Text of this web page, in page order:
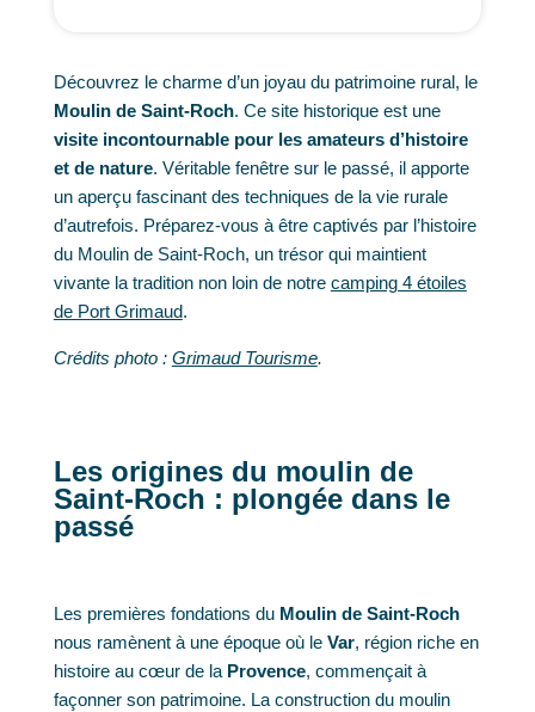
Découvrez le charme d’un joyau du patrimoine rural, le
Moulin de Saint-Roch. Ce site historique est une
visite incontournable pour les amateurs d’histoire
et de nature. Véritable fenêtre sur le passé, il apporte
un aperçu fascinant des techniques de la vie rurale
d’autrefois. Préparez-vous à être captivés par l’histoire
du Moulin de Saint-Roch, un trésor qui maintient
vivante la tradition non loin de notre camping 4 étoiles
de Port Grimaud.
Crédits photo : Grimaud Tourisme.
Les origines du moulin de
Saint-Roch : plongée dans le
passé
Les premières fondations du Moulin de Saint-Roch
nous ramènent à une époque où le Var, région riche en
histoire au cœur de la Provence, commençait à
façonner son patrimoine. La construction du moulin